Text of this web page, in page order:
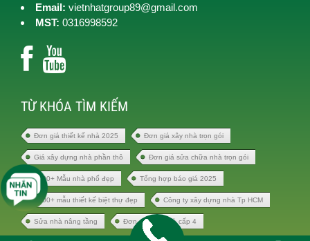
Email: vietnhatgroup89@gmail.com
MST: 0316998592
TỪ KHÓA TÌM KIẾM
Đơn giá thiết kế nhà 2025 Đơn giá xây nhà trọn gói
Giá xây dựng nhà phần thô Đơn giá sửa chữa nhà trọn gói
1000+ Mẫu nhà phố đẹp Tổng hợp báo giá 2025
1000+ mẫu thiết kế biệt thự đẹp Công ty xây dựng nhà Tp HCM
Sửa nhà nâng tầng Đơn giá xây nhà cấp 4